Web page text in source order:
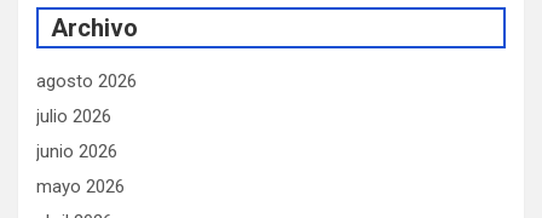
Archivo
agosto 2026
julio 2026
junio 2026
mayo 2026